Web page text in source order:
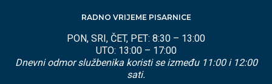
RADNO VRIJEME PISARNICE
PON, SRI, ČET, PET: 8:30 – 13:00
UTO: 13:00 – 17:00
Dnevni odmor službenika koristi se između 11:00 i 12:00
sati.